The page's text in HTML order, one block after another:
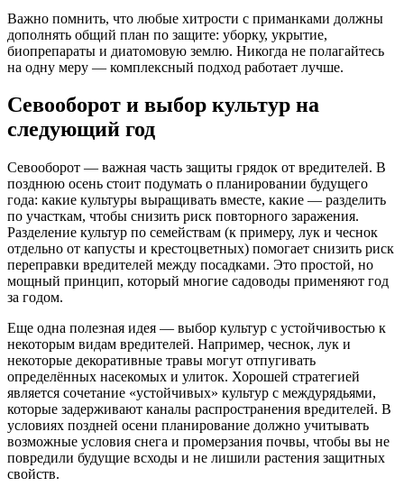
Важно помнить, что любые хитрости с приманками должны
дополнять общий план по защите: уборку, укрытие,
биопрепараты и диатомовую землю. Никогда не полагайтесь
на одну меру — комплексный подход работает лучше.
Севооборот и выбор культур на
следующий год
Севооборот — важная часть защиты грядок от вредителей. В
позднюю осень стоит подумать о планировании будущего
года: какие культуры выращивать вместе, какие — разделить
по участкам, чтобы снизить риск повторного заражения.
Разделение культур по семействам (к примеру, лук и чеснок
отдельно от капусты и крестоцветных) помогает снизить риск
переправки вредителей между посадками. Это простой, но
мощный принцип, который многие садоводы применяют год
за годом.
Еще одна полезная идея — выбор культур с устойчивостью к
некоторым видам вредителей. Например, чеснок, лук и
некоторые декоративные травы могут отпугивать
определённых насекомых и улиток. Хорошей стратегией
является сочетание «устойчивых» культур с междурядьями,
которые задерживают каналы распространения вредителей. В
условиях поздней осени планирование должно учитывать
возможные условия снега и промерзания почвы, чтобы вы не
повредили будущие всходы и не лишили растения защитных
свойств.